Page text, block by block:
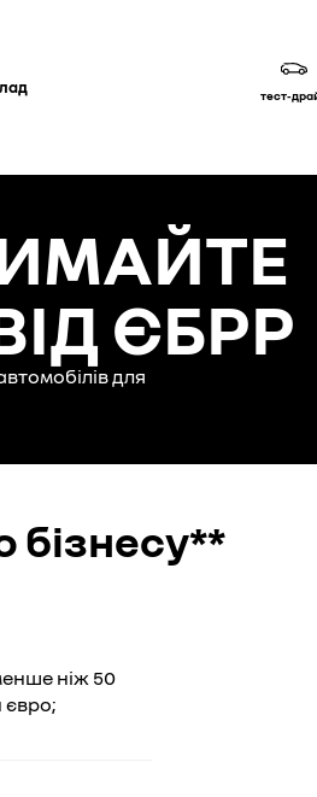
тест-
ЄБРР
для
бізнесу**
ніж 50
євро;